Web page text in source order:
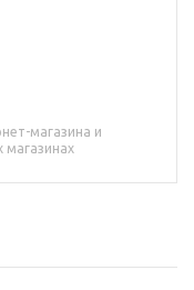
магазина и
магазинах